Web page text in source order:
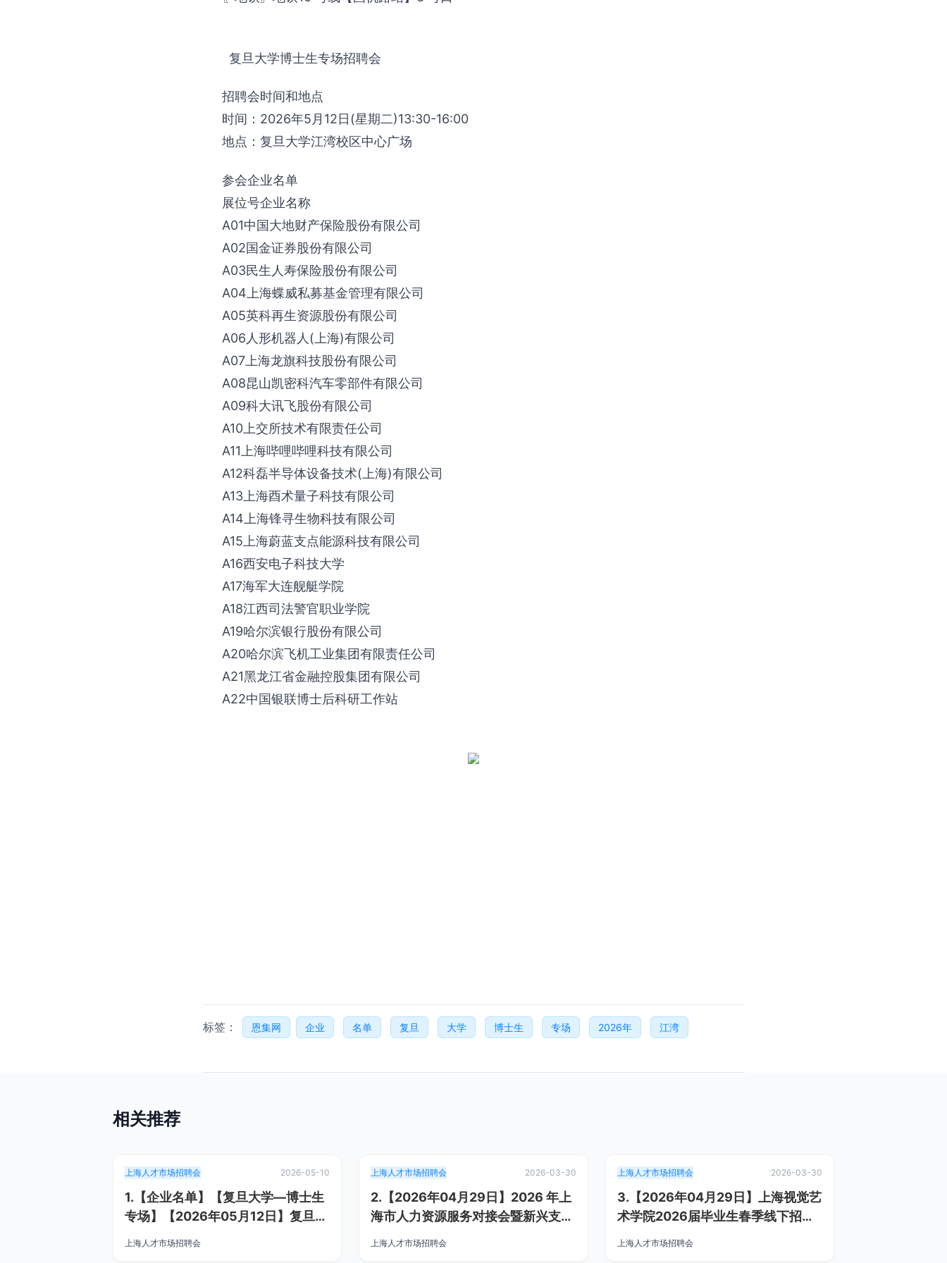
复旦大学博士生专场招聘会
招聘会时间和地点
时间：2026年5月12日(星期二)13:30-16:00
地点：复旦大学江湾校区中心广场
参会企业名单
展位号企业名称
A01中国大地财产保险股份有限公司
A02国金证券股份有限公司
A03民生人寿保险股份有限公司
A04上海蝶威私募基金管理有限公司
A05英科再生资源股份有限公司
A06人形机器人(上海)有限公司
A07上海龙旗科技股份有限公司
A08昆山凯密科汽车零部件有限公司
A09科大讯飞股份有限公司
A10上交所技术有限责任公司
A11上海哔哩哔哩科技有限公司
A12科磊半导体设备技术(上海)有限公司
A13上海酉术量子科技有限公司
A14上海锋寻生物科技有限公司
A15上海蔚蓝支点能源科技有限公司
A16西安电子科技大学
A17海军大连舰艇学院
A18江西司法警官职业学院
A19哈尔滨银行股份有限公司
A20哈尔滨飞机工业集团有限责任公司
A21黑龙江省金融控股集团有限公司
A22中国银联博士后科研工作站
标签： 恩集网 企业 名单 复旦 大学 博士生 专场 2026年 江湾
相关推荐
上海人才市场招聘会 2026-05-10
1.【企业名单】【复旦大学—博士生
专场】【2026年05月12日】复旦大
上海人才市场招聘会
上海人才市场招聘会 2026-03-30
2.【2026年04月29日】2026 年上
海市人力资源服务对接会暨新兴支柱
上海人才市场招聘会
上海人才市场招聘会 2026-03-30
3.【2026年04月29日】上海视觉艺
术学院2026届毕业生春季线下招聘
上海人才市场招聘会